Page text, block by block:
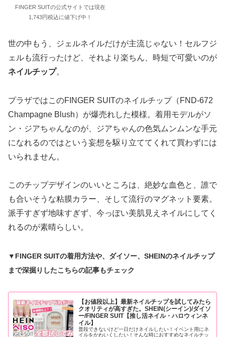
FINGER SUITの公式サイトでは現在
1,743円税込に値下げ中！
世の中もう、ジェルネイルだけが主流じゃない！セルフジ
ェルも流行ったけど、それより楽ちん、時短で可愛いのが
ネイルチップ。
プラザではこのFINGER SUITのネイルチップ（FND-672
Champagne Blush）が爆売れした模様。着用モデルがソ
ン・ジアちゃんなのが、ジアちゃんの色気ムンムンな手元
になれるのではという妄想を駆り立ててくれて買わずには
いられません。
このチップデザインのいいところは、絶妙な血色と、誰で
も合いそうな粘膜カラー、そして流行のマグネット要素。
派手すぎず地味すぎず、今っぽい美肌見えネイルにしてく
れるのが素晴らしい。
▼FINGER SUITの着用方法や、ダイソー、SHEINのネイルチップ
まで深掘りしたこちらの記事もチェック
【お値段以上】最新ネイルチップを試してみたら
クオリティが高すぎた。SHEIN(シーイン)/ダイソ
ー/FINGER SUIT【推し活ネイル・ハロウィンネ
イル】
普段できないけど一日だけネイルしたい！イベント用にネ
イルをかわいくしたい！そんな時におすすめなネイルチッ